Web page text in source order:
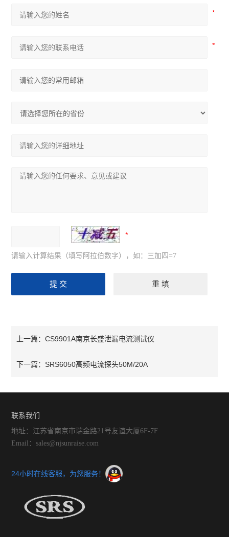
请输入计算结果（填写阿拉伯数字），如：三加四=7
上一篇：CS9901A南京长盛泄漏电流测试仪
下一篇： SRS6050高频电流探头50M/20A
联系我们
地址：江苏省南京市瑞金路21号友谊大厦6F-7F
Email：sales@njsunraise.com
24小时在线客服，为您服务！